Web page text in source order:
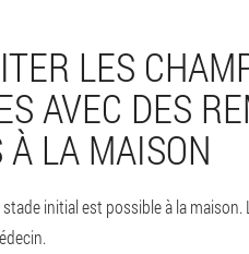
LES
AVEC DES
À LA MAISON
initial est possible à la